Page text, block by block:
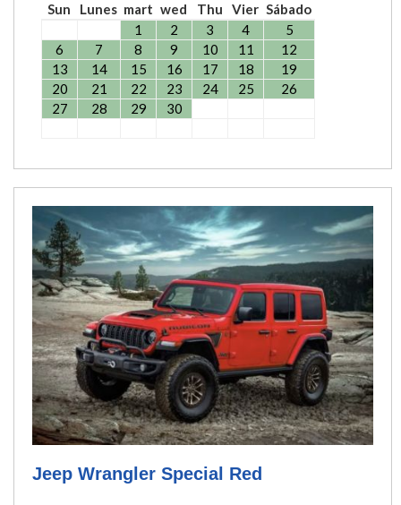
Sun
Lunes mart wed Thu Vier Sábado
1
2 3 4
5
6
7 8 9 10 11
12
13
14 15 16 17 18
19
20
21 22 23 24 25
26
27
28 29 30
Jeep Wrangler Special Red